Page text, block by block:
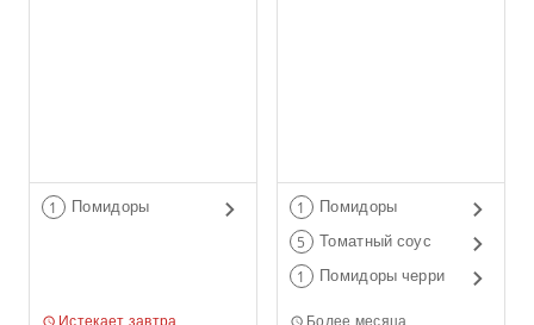
1 Помидоры
Истекает завтра
1 Помидоры
5 Томатный соус
1 Помидоры черри
Более месяца